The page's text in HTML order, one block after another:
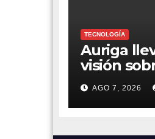
TECNOLOGÍA
Auriga
visión
futuro de
al 5B
Summit
AGO 7, 2026